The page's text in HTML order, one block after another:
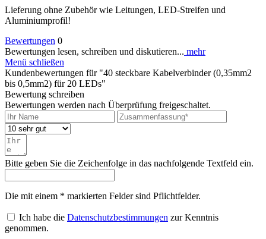
Lieferung ohne Zubehör wie Leitungen, LED-Streifen und
Aluminiumprofil!
Bewertungen 0
Bewertungen lesen, schreiben und diskutieren... mehr
Menü schließen
Kundenbewertungen für "40 steckbare Kabelverbinder (0,35mm2
bis 0,5mm2) für 20 LEDs"
Bewertung schreiben
Bewertungen werden nach Überprüfung freigeschaltet.
Bitte geben Sie die Zeichenfolge in das nachfolgende Textfeld ein.
Die mit einem * markierten Felder sind Pflichtfelder.
Ich habe die Datenschutzbestimmungen zur Kenntnis
genommen.